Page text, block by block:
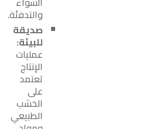
والتدفئة.
صديقة
للبيئة:
عمليات
الإنتاج
تعتمد
على
الخشب
الطبيعي